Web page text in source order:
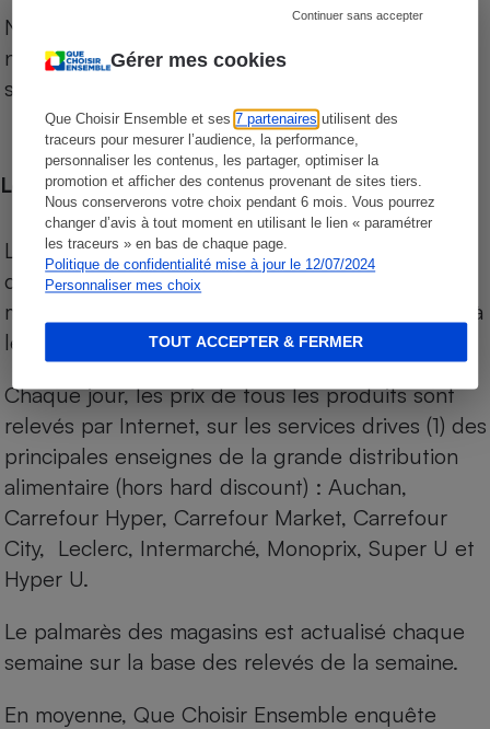
Gérer mes cookies
Que Choisir Ensemble et ses7 partenaires utilisent des
traceurs pour mesurer l’audience, la performance,
personnaliser les contenus, les partager, optimiser la
promotion et afficher des contenus provenant de sites tiers.
Nous conserverons votre choix pendant 6 mois. Vous pourrez
changer d’avis à tout moment en utilisant le lien « paramétrer
les traceurs » en bas de chaque page.
Politique de confidentialité mise à jour le 12/07/2024
Personnaliser mes choix
Continuer sans accepter
TOUT ACCEPTER & FERMER
Notre comparateur de supermarchés propose le
niveau de prix des supermarchés, géolocalisés
sur le territoire français.
Les comparaisons de prix
Les comparaisons sont réalisées sur l’ensemble
des produits des magasins. Les produits de
marques de distributeurs (MDD) sont comparés à
leurs équivalents chez leurs concurrents.
Chaque jour, les prix de tous les produits sont
relevés par Internet, sur les services drives (1) des
principales enseignes de la grande distribution
alimentaire (hors hard discount) : Auchan,
Carrefour Hyper, Carrefour Market, Carrefour
City, Leclerc, Intermarché, Monoprix, Super U et
Hyper U.
Le palmarès des magasins est actualisé chaque
semaine sur la base des relevés de la semaine.
En moyenne, Que Choisir Ensemble enquête